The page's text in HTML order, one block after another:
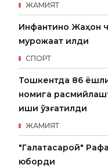
ЖАМИЯТ
Инфантино Жаҳон
мурожаат қилди
СПОРТ
Тошкентда 86
номига
иши қўзғатилди
ЖАМИЯТ
"Галатасарой"
юборди